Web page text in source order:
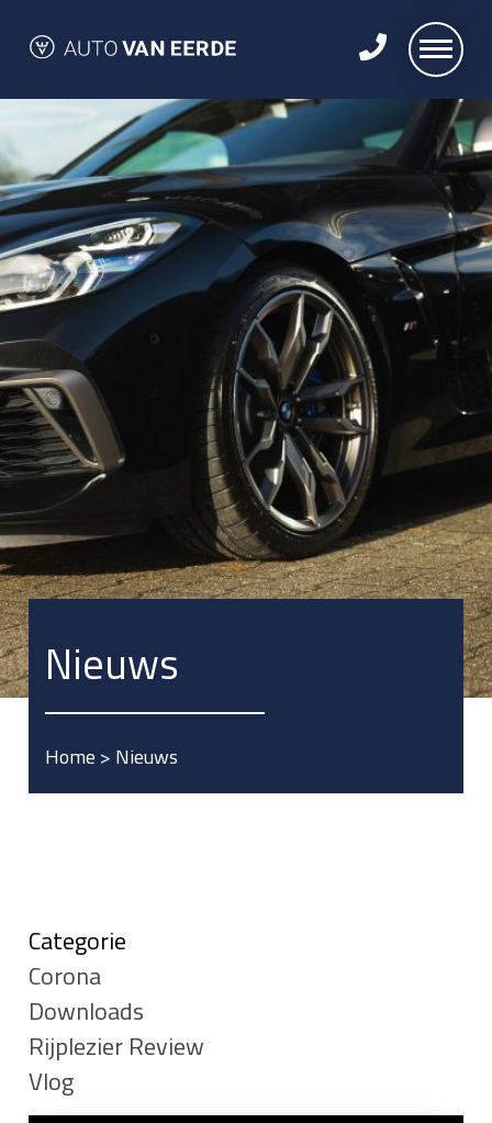
Nieuws
Home > Nieuws
Categorie
Corona
Downloads
Rijplezier Review
Vlog